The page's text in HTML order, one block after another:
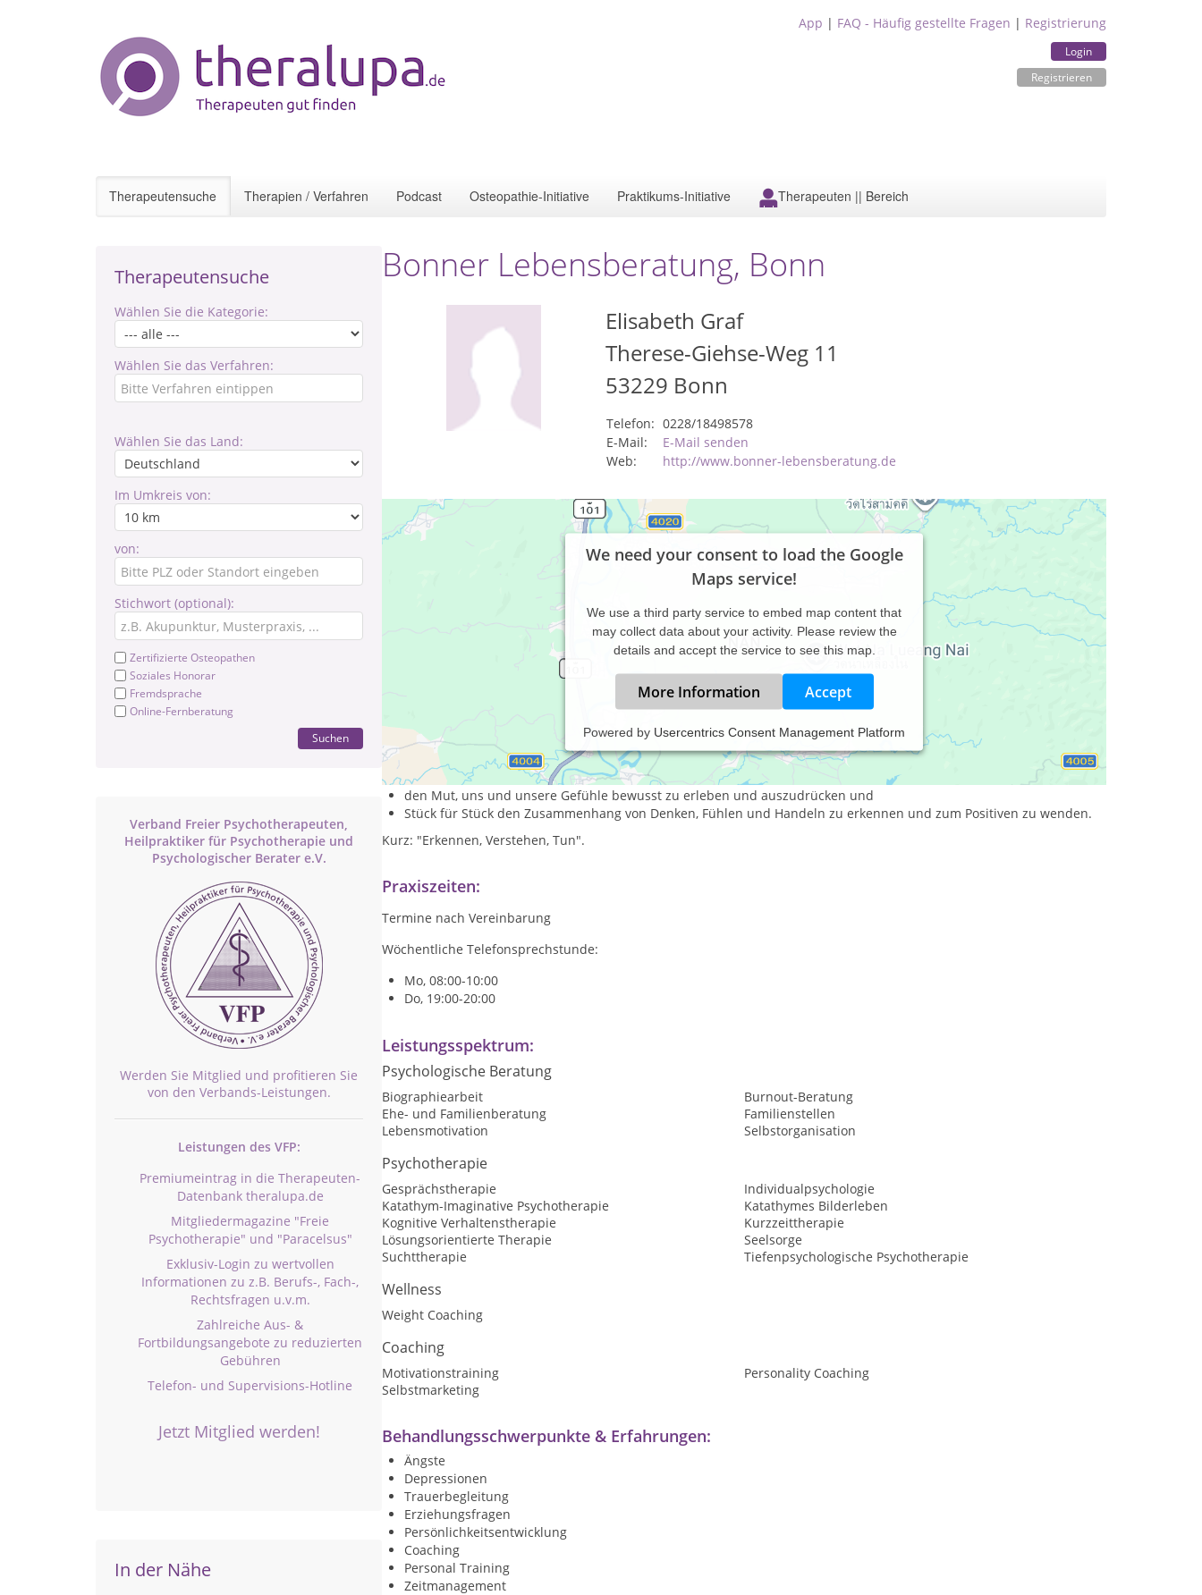
App | FAQ - Häufig gestellte Fragen | Registrierung
Login
Registrieren
Therapeutensuche Therapien / Verfahren Podcast Osteopathie-Initiative Praktikums-Initiative Therapeuten || Bereich
Therapeutensuche
Wählen Sie die Kategorie:
Wählen Sie das Verfahren:
Wählen Sie das Land:
Im Umkreis von:
von:
Stichwort (optional):
Zertifizierte Osteopathen
Soziales Honorar
Fremdsprache
Online-Fernberatung
Suchen
Verband Freier Psychotherapeuten,
Heilpraktiker für Psychotherapie und
Psychologischer Berater e.V.
Werden Sie Mitglied und profitieren Sie
von den Verbands-Leistungen.
Leistungen des VFP:
Premiumeintrag in die Therapeuten-
Datenbank theralupa.de
Mitgliedermagazine "Freie
Psychotherapie" und "Paracelsus"
Exklusiv-Login zu wertvollen
Informationen zu z.B. Berufs-, Fach-,
Rechtsfragen u.v.m.
Zahlreiche Aus- &
Fortbildungsangebote zu reduzierten
Gebühren
Telefon- und Supervisions-Hotline
Jetzt Mitglied werden!
In der Nähe
Bonner Lebensberatung, Bonn
Elisabeth Graf
Therese-Giehse-Weg 11
53229 Bonn
Telefon: 0228/18498578
E-Mail:
E-Mail senden
Web:
http://www.bonner-lebensberatung.de
We need your consent to load the Google
Maps service!
We use a third party service to embed map content that
may collect data about your activity. Please review the
details and accept the service to see this map.
More Information Accept
Powered by Usercentrics Consent Management Platform
Eine ganzheitliche und handlungsorientierte Psychotherapie hat zum Ziel:
emotionales Wachstum
den Mut, uns und unsere Gefühle bewusst zu erleben und auszudrücken und
Stück für Stück den Zusammenhang von Denken, Fühlen und Handeln zu erkennen und zum Positiven zu wenden.
Kurz: "Erkennen, Verstehen, Tun".
Praxiszeiten:
Termine nach Vereinbarung
Wöchentliche Telefonsprechstunde:
Mo, 08:00-10:00
Do, 19:00-20:00
Leistungsspektrum:
Psychologische Beratung
Biographiearbeit
Burnout-Beratung
Ehe- und Familienberatung
Familienstellen
Lebensmotivation
Selbstorganisation
Psychotherapie
Gesprächstherapie
Individualpsychologie
Katathym-Imaginative Psychotherapie
Katathymes Bilderleben
Kognitive Verhaltenstherapie
Kurzzeittherapie
Lösungsorientierte Therapie
Seelsorge
Suchttherapie
Tiefenpsychologische Psychotherapie
Wellness
Weight Coaching
Coaching
Motivationstraining
Personality Coaching
Selbstmarketing
Behandlungsschwerpunkte & Erfahrungen:
Ängste
Depressionen
Trauerbegleitung
Erziehungsfragen
Persönlichkeitsentwicklung
Coaching
Personal Training
Zeitmanagement